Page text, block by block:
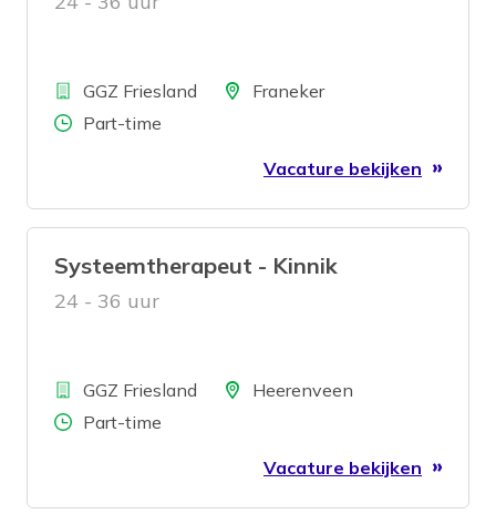
BedrijfGGZ Friesland LocatieFraneker
Aantal uren
Part-time
Vacature bekijken
Systeemtherapeut - Kinnik
24 - 36 uur
BedrijfGGZ Friesland LocatieHeerenveen
Aantal uren
Part-time
Vacature bekijken